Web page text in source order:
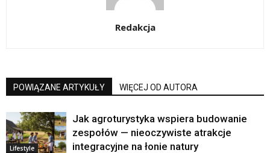
Redakcja
POWIĄZANE ARTYKUŁY WIĘCEJ OD AUTORA
Lifestyle
Jak agroturystyka wspiera budowanie
zespołów — nieoczywiste atrakcje
integracyjne na łonie natury